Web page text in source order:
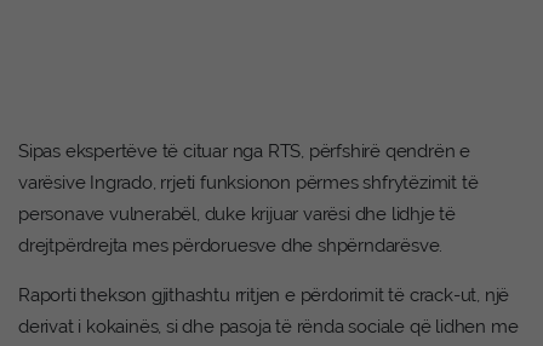
Sipas ekspertëve të cituar nga RTS, përfshirë qendrën e
varësive Ingrado, rrjeti funksionon përmes shfrytëzimit të
personave vulnerabël, duke krijuar varësi dhe lidhje të
drejtpërdrejta mes përdoruesve dhe shpërndarësve.
Raporti thekson gjithashtu rritjen e përdorimit të crack-ut, një
derivat i kokainës, si dhe pasoja të rënda sociale që lidhen me